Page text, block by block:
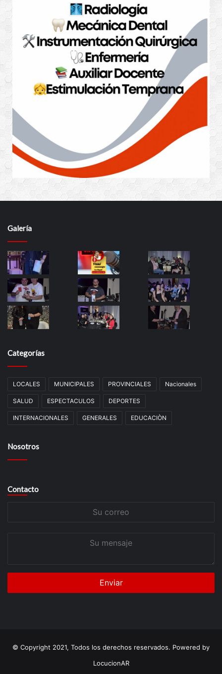
Galería
Categorías
LOCALES MUNICIPALES PROVINCIALES Nacionales
SALUD ESPECTACULOS DEPORTES
INTERNACIONALES GENERALES EDUCACIÒN
Nosotros
Contacto
© Copyright 2021, Todos los derechos reservados. Powered by
LocucionAR